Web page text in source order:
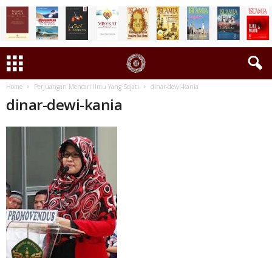
Home Perjuangan Mencari Ilmu Yang Sejati dinar-dewi-kania
dinar-dewi-kania